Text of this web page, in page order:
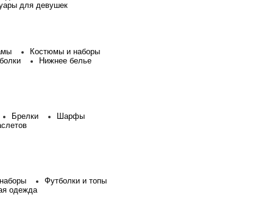
для девушек
Костюмы и наборы
Нижнее белье
Брелки
Шарфы
Футболки и топы
одежда